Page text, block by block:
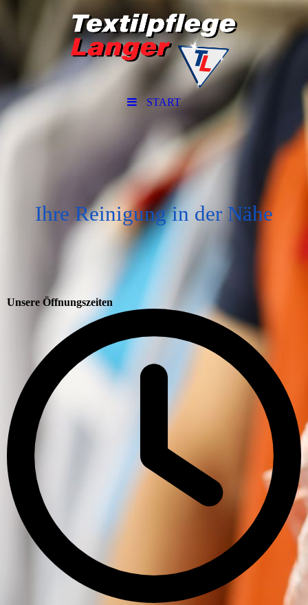
START
Ihre Reinigung in der Nähe
Unsere Öffnungszeiten